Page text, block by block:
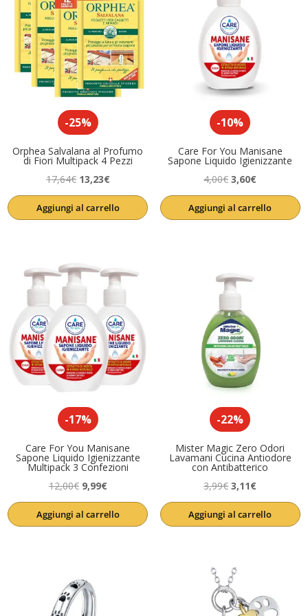
-25%
Orphea Salvalana al Profumo
di Fiori Multipack 4 Pezzi
17,64€ Il
prezzo
originale
13,23€Il
prezzo
attuale
Aggiungi al carrello
-10%
Care For You Manisane
Sapone Liquido Igienizzante
4,00€ Il
prezzo
originale
3,60€Il
prezzo
attuale
Aggiungi al carrello
-17%
Care For You Manisane
Sapone Liquido Igienizzante
Multipack 3 Confezioni
12,00€ Il
prezzo
originale
9,99€Il
prezzo
attuale
Aggiungi al carrello
-22%
Mister Magic Zero Odori
Lavamani Cucina Antiodore
con Antibatterico
3,99€ Il
prezzo
originale
3,11€Il
prezzo
attuale
Aggiungi al carrello